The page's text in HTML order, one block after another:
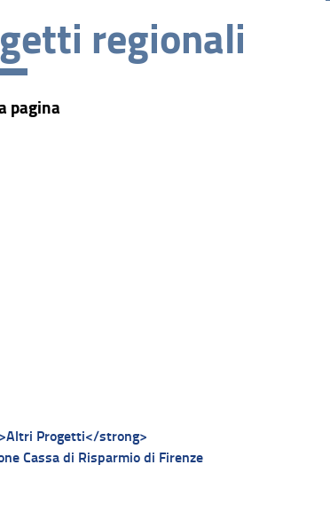
regionali
pagina
Progetti</strong>
Cassa di Risparmio di Firenze